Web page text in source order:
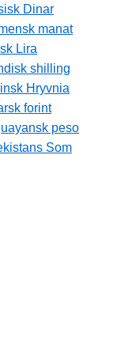
Dinar
manat
Lira
shilling
Hryvnia
forint
peso
Som